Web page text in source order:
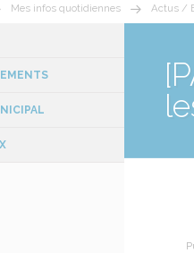
Mes infos quotidiennes Actus /